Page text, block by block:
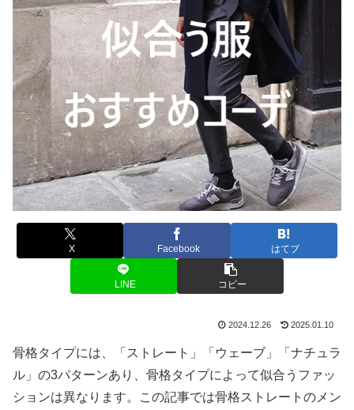
X Facebook はてブ
LINE コピー
2024.12.26 2025.01.10
骨格タイプには、「ストレート」「ウェーブ」「ナチュラ
ル」の3パターンあり、骨格タイプによって似合うファッ
ションは異なります。この記事では骨格ストレートのメン